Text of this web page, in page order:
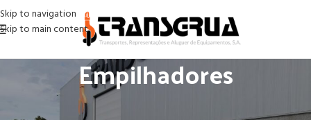
Skip to navigation
Skip to main content
Empilhadores
ESO ( Equipamentos sem operador)
A mostrar todos os 12 resultados